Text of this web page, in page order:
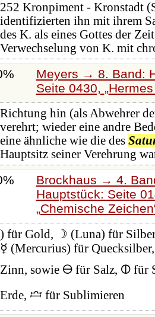
252 Kronpiment - Kronstadt
identifizierten ihn mit ihrem
des K. als eines Gottes der
Verwechselung von K. mit
Meyers → 8. Band:
Seite 0430,
Richtung hin (als Abwehrer
verehrt; wieder eine andre
eine ähnliche wie die des
Hauptsitz seiner Verehrung
Brockhaus → 4.
Hauptstück: Seite
Chemische Zeichen
) für Gold, ☽ (Luna) für
☿ (Mercurius) für
Zinn, sowie 🜔 für Salz, 🜕 für
Erde, 🝞 für Sublimieren